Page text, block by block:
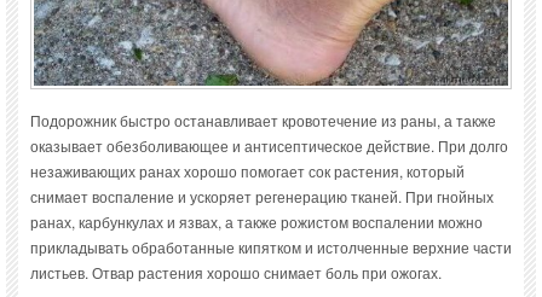
Подорожник быстро останавливает кровотечение из раны, а также
оказывает обезболивающее и антисептическое действие. При долго
незаживающих ранах хорошо помогает сок растения, который
снимает воспаление и ускоряет регенерацию тканей. При гнойных
ранах, карбункулах и язвах, а также рожистом воспалении можно
прикладывать обработанные кипятком и истолченные верхние части
листьев. Отвар растения хорошо снимает боль при ожогах.